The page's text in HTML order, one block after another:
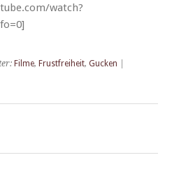
watch?
Filme, Frustfreiheit, Gucken